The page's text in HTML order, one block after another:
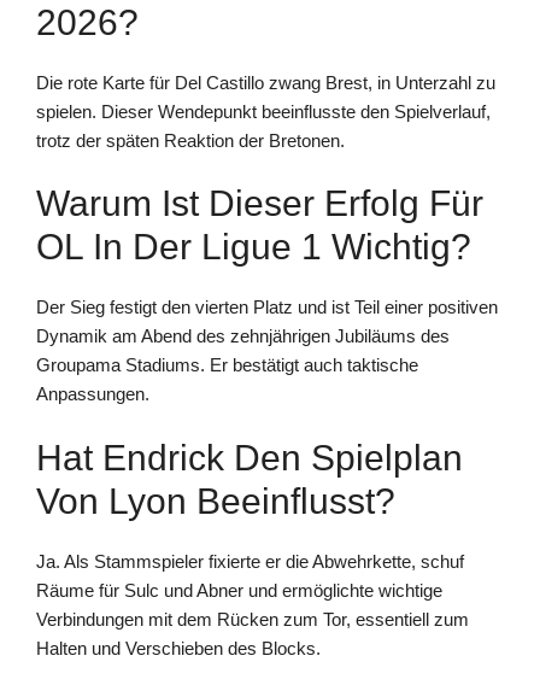
2026?
Die rote Karte für Del Castillo zwang Brest, in Unterzahl zu
spielen. Dieser Wendepunkt beeinflusste den Spielverlauf,
trotz der späten Reaktion der Bretonen.
Warum Ist Dieser Erfolg Für
OL In Der Ligue 1 Wichtig?
Der Sieg festigt den vierten Platz und ist Teil einer positiven
Dynamik am Abend des zehnjährigen Jubiläums des
Groupama Stadiums. Er bestätigt auch taktische
Anpassungen.
Hat Endrick Den Spielplan
Von Lyon Beeinflusst?
Ja. Als Stammspieler fixierte er die Abwehrkette, schuf
Räume für Sulc und Abner und ermöglichte wichtige
Verbindungen mit dem Rücken zum Tor, essentiell zum
Halten und Verschieben des Blocks.